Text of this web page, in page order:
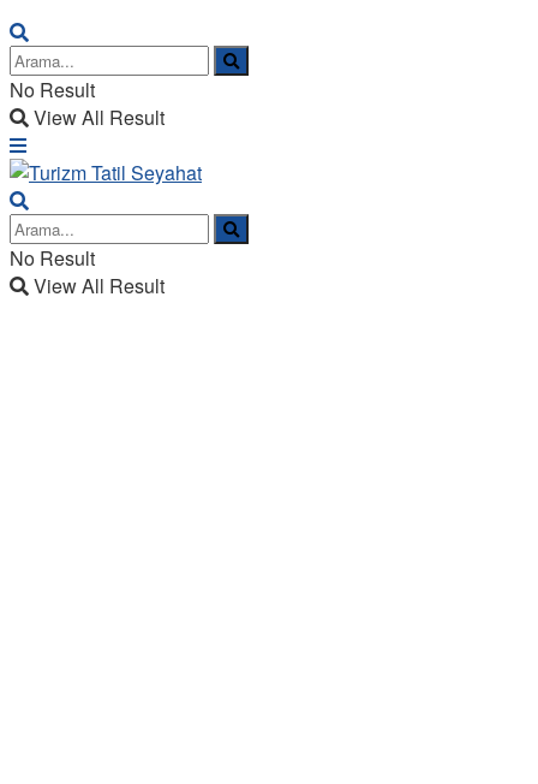
No Result
View All Result
No Result
View All Result